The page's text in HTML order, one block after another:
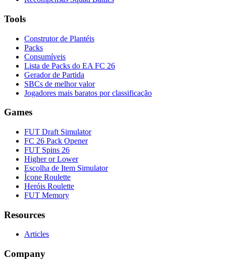
Tools
Construtor de Plantéis
Packs
Consumíveis
Lista de Packs do EA FC 26
Gerador de Partida
SBCs de melhor valor
Jogadores mais baratos por classificação
Games
FUT Draft Simulator
FC 26 Pack Opener
FUT Spins 26
Higher or Lower
Escolha de Item Simulator
Ícone Roulette
Heróis Roulette
FUT Memory
Resources
Articles
Company